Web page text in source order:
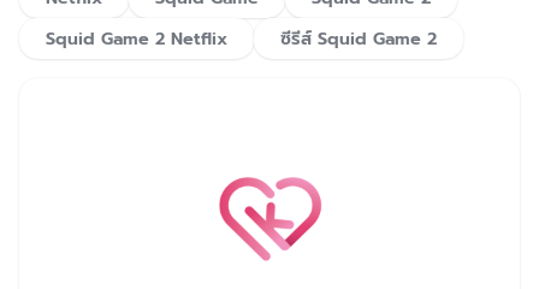
Squid Game 2 Netflix
ซีรีส์ Squid Game 2